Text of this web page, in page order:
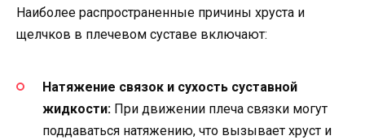
Наиболее распространенные причины хруста и
щелчков в плечевом суставе включают:
Натяжение связок и сухость суставной
жидкости: При движении плеча связки могут
поддаваться натяжению, что вызывает хруст и